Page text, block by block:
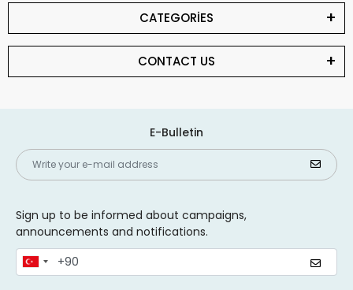
CATEGORİES
CONTACT US
E-Bulletin
Sign up to be informed about campaigns,
announcements and notifications.